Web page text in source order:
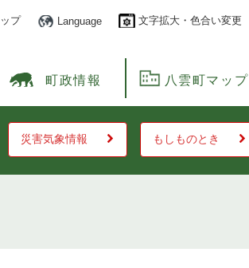
プ Language 文字拡大・色合い変更
町政情報 八雲町マップ
災害気象情報 もしものとき